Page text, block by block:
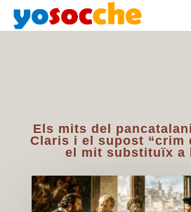
Els mits del
Claris i el supost “crim
el mit substituïx a